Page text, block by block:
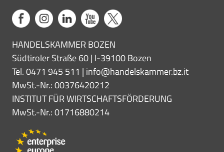
HANDELSKAMMER BOZEN
Südtiroler Straße 60 | I-39100 Bozen
Tel. 0471 945 511 | info@handelskammer.bz.it
MwSt.-Nr.: 00376420212
INSTITUT FÜR WIRTSCHAFTSFÖRDERUNG
MwSt.-Nr.: 01716880214